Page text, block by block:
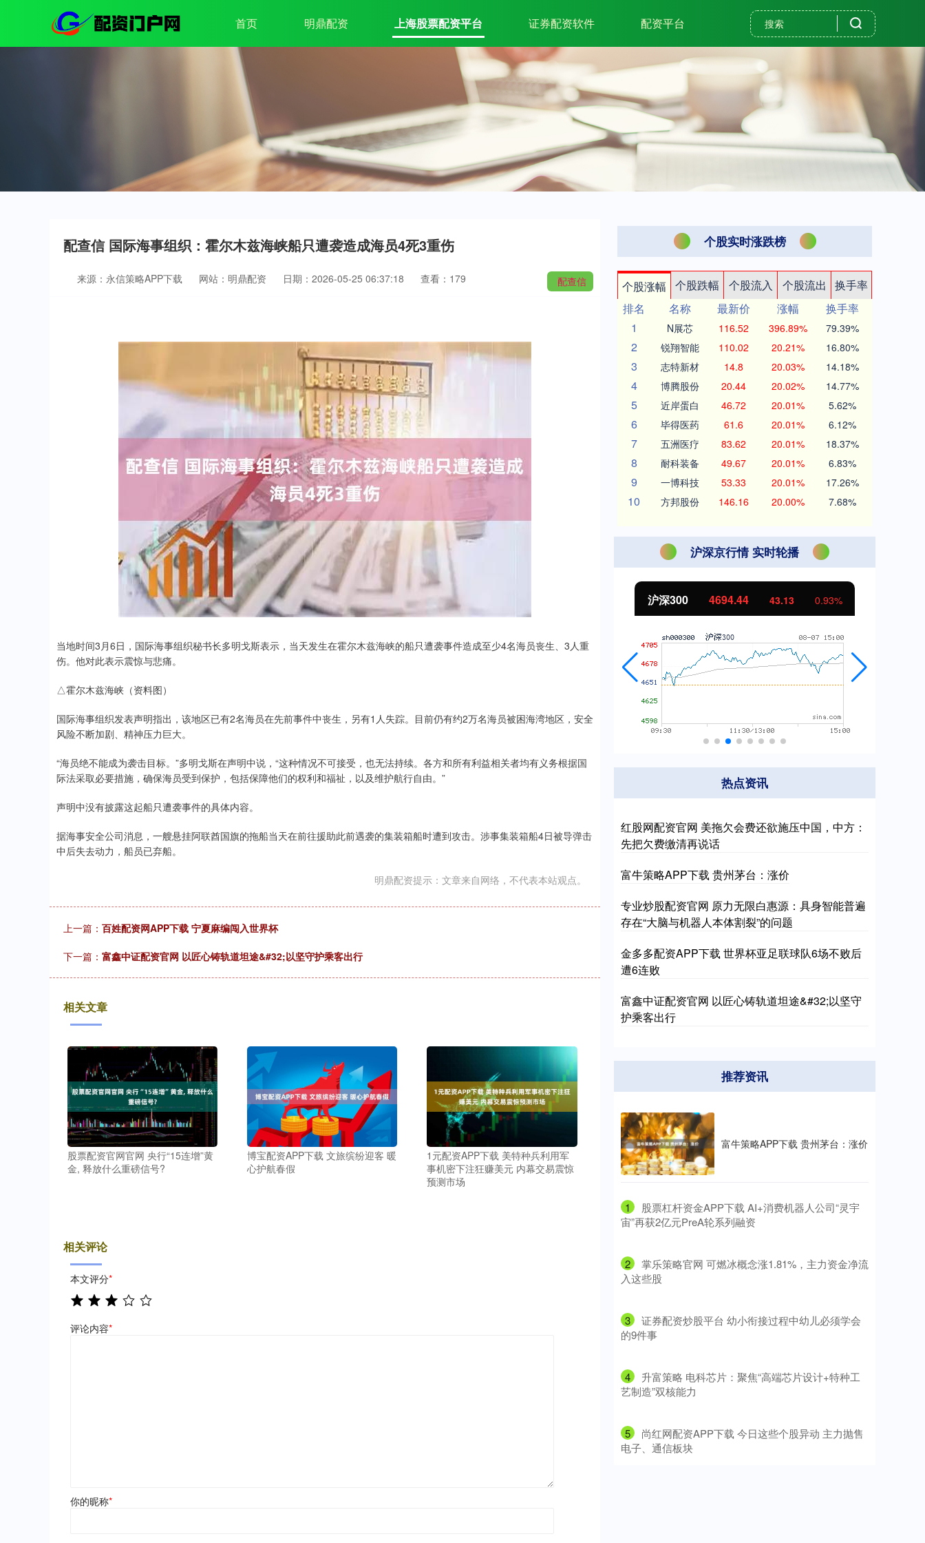
首页 明鼎配资 上海股票配资平台 证券配资软件 配资平台
配查信 国际海事组织：霍尔木兹海峡船只遭袭造成海员4死3重伤
配查信
来源：永信策略APP下载 网站：明鼎配资 日期：2026-05-25 06:37:18 查看：179
当地时间3月6日，国际海事组织秘书长多明戈斯表示，当天发生在霍尔木兹海峡的船只遭袭事件造成至少4名海员丧生、3人重
伤。他对此表示震惊与悲痛。
△霍尔木兹海峡（资料图）
国际海事组织发表声明指出，该地区已有2名海员在先前事件中丧生，另有1人失踪。目前仍有约2万名海员被困海湾地区，安全
风险不断加剧、精神压力巨大。
“海员绝不能成为袭击目标。”多明戈斯在声明中说，“这种情况不可接受，也无法持续。各方和所有利益相关者均有义务根据国
际法采取必要措施，确保海员受到保护，包括保障他们的权利和福祉，以及维护航行自由。”
声明中没有披露这起船只遭袭事件的具体内容。
据海事安全公司消息，一艘悬挂阿联酋国旗的拖船当天在前往援助此前遇袭的集装箱船时遭到攻击。涉事集装箱船4日被导弹击
中后失去动力，船员已弃船。
明鼎配资提示：文章来自网络，不代表本站观点。
上一篇： 百姓配资网APP下载 宁夏麻编闯入世界杯
下一篇： 富鑫中证配资官网 以匠心铸轨道坦途&#32;以坚守护乘客出行
相关文章
股票配资官网官网 央行“15连增”黄
金, 释放什么重磅信号?
博宝配资APP下载 文旅缤纷迎客 暖
心护航春假
1元配资APP下载 美特种兵利用军
事机密下注狂赚美元 内幕交易震惊
预测市场
相关评论
本文评分*
评论内容*
你的昵称*
个股实时涨跌榜
个股涨幅 个股跌幅 个股流入 个股流出
换手率
排名
名称 最新价 涨幅
换手率
1
N展芯 116.52 396.89% 79.39%
2 锐翔智能 110.02 20.21% 16.80%
3 志特新材 14.8 20.03% 14.18%
4 博腾股份 20.44 20.02% 14.77%
5 近岸蛋白 46.72 20.01% 5.62%
6 毕得医药 61.6 20.01% 6.12%
7 五洲医疗 83.62 20.01% 18.37%
8 耐科装备 49.67 20.01% 6.83%
9 一博科技 53.33 20.01% 17.26%
10 方邦股份 146.16 20.00% 7.68%
沪深京行情 实时轮播
深证成指 14311.01 200.89 1.42% 沪深300 4694.44 北证50 1134.24 11.37 1.01%
热点资讯
红股网配资官网 美拖欠会费还欲施压中国，中方：
先把欠费缴清再说话
富牛策略APP下载 贵州茅台：涨价
专业炒股配资官网 原力无限白惠源：具身智能普遍
存在“大脑与机器人本体割裂”的问题
金多多配资APP下载 世界杯亚足联球队6场不败后
遭6连败
富鑫中证配资官网 以匠心铸轨道坦途&#32;以坚守
护乘客出行
推荐资讯
富牛策略APP下载 贵州茅台：涨价
1
​股票杠杆资金APP下载 AI+消费机器人公司“灵宇
宙”再获2亿元PreA轮系列融资
2
​掌乐策略官网 可燃冰概念涨1.81%，主力资金净流
入这些股
3
​证券配资炒股平台 幼小衔接过程中幼儿必须学会
的9件事
4
​升富策略 电科芯片：聚焦“高端芯片设计+特种工
艺制造”双核能力
5
​尚红网配资APP下载 今日这些个股异动 主力抛售
电子、通信板块